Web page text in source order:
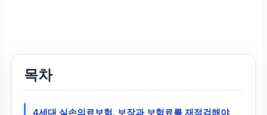
목차
4세대 실손의료보험, 보장과 보험료를 재점검해야